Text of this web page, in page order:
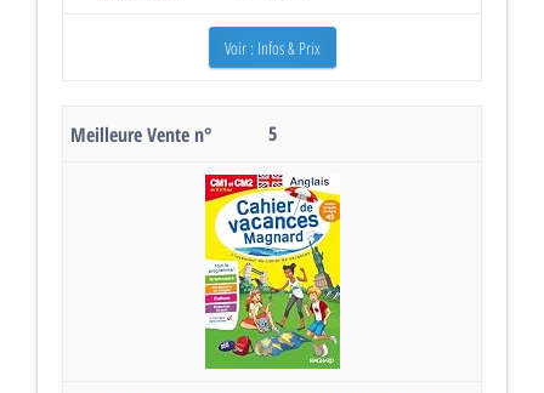
Voir : Infos & Prix
5